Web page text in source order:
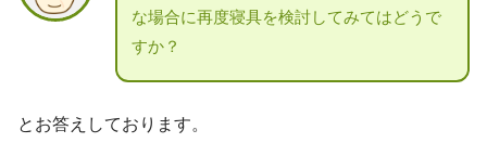
な場合に再度寝具を検討してみてはどうで
すか？
とお答えしております。